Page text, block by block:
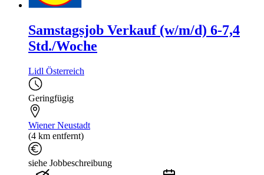
Samstagsjob Verkauf (w/m/d) 6-7,4
Std./Woche
Lidl Österreich
Geringfügig
Wiener Neustadt
(4 km entfernt)
siehe Jobbeschreibung